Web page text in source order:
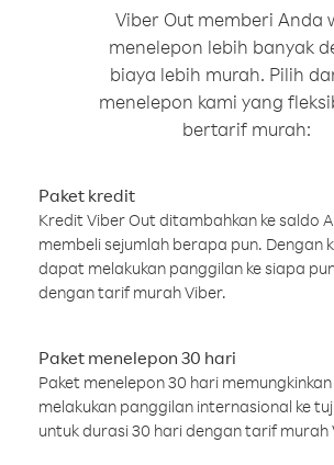
Viber Out memberi Anda
menelepon lebih banyak
biaya lebih murah. Pilih
menelepon kami yang
bertarif murah:
Paket kredit
Kredit Viber Out ditambahkan ke saldo
membeli sejumlah berapa pun. Dengan
dapat melakukan panggilan ke siapa
dengan tarif murah Viber.
Paket menelepon 30 hari
Paket menelepon 30 hari
melakukan panggilan internasional ke
untuk durasi 30 hari dengan tarif murah